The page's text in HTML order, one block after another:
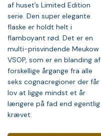
af huset’s Limited Edition
serie. Den super elegante
flaske er holdt helt i
flamboyant rød. Det er en
multi-prisvindende Meukow
VSOP, som er en blanding af
forskellige årgange fra alle
seks cognacregioner der får
lov at ligge mindst et år
længere på fad end egentlig
krævet.